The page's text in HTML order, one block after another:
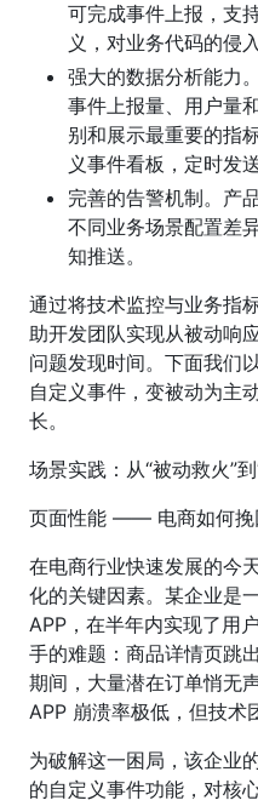
可完成事件上报，支
义，对业务代码的侵
强大的数据分析能力
事件上报量、用户量
别和展示最重要的指
义事件看板，定时发
完善的告警机制。产
不同业务场景配置差
知推送。
通过将技术监控与业务指
助开发团队实现从被动响
问题发现时间。下面我们
自定义事件，变被动为主
长。
场景实践：从“被动救火”
页面性能 —— 电商如何挽
在电商行业快速发展的今
化的关键因素。某企业是
APP，在半年内实现了用
手的难题：商品详情页跳
期间，大量潜在订单悄无
APP 崩溃率极低，但技术
为破解这一困局，该企业
的自定义事件功能，对核